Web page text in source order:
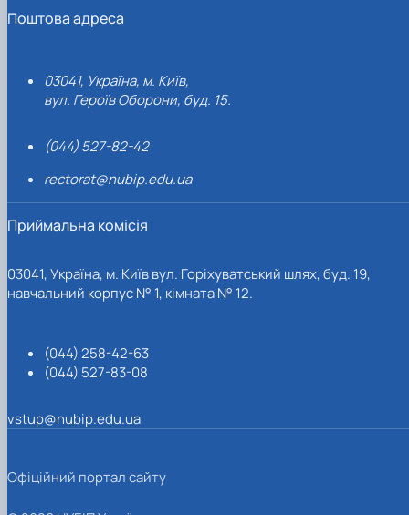
Поштова адреса
03041, Україна, м. Київ,
вул. Героїв Оборони, буд. 15.
(044) 527-82-42
rectorat@nubip.edu.ua
Приймальна комісія
03041, Україна, м. Київ вул. Горіхуватський шлях, буд. 19,
навчальний корпус № 1, кімната № 12.
(044) 258-42-63
(044) 527-83-08
vstup@nubip.edu.ua
Офіційний портал сайту